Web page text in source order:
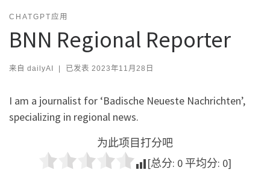
CHATGPT应用
BNN Regional Reporter
来自 dailyAI | 已发表 2023年11月28日
I am a journalist for ‘Badische Neueste Nachrichten’,
specializing in regional news.
为此项目打分吧
[总分: 0 平均分: 0]